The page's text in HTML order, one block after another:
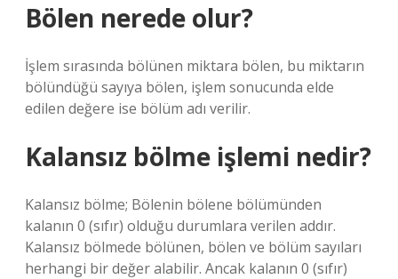
Bölen nerede olur?
İşlem sırasında bölünen miktara bölen, bu miktarın
bölündüğü sayıya bölen, işlem sonucunda elde
edilen değere ise bölüm adı verilir.
Kalansız bölme işlemi nedir?
Kalansız bölme; Bölenin bölene bölümünden
kalanın 0 (sıfır) olduğu durumlara verilen addır.
Kalansız bölmede bölünen, bölen ve bölüm sayıları
herhangi bir değer alabilir. Ancak kalanın 0 (sıfır)